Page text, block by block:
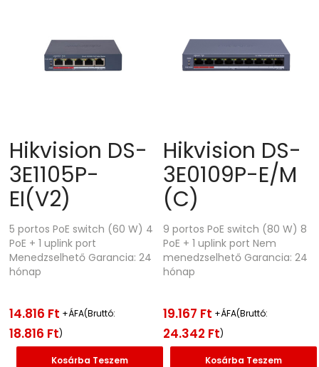
Hikvision DS-
3E1105P-
EI(V2)
5 portos PoE switch (60 W) 4
PoE + 1 uplink port
Menedzselhető Garancia: 24
hónap
14.816 Ft +ÁFA(Bruttó:
18.816 Ft)
Kosárba Teszem
Hikvision DS-
3E0109P-E/M
(C)
9 portos PoE switch (80 W) 8
PoE + 1 uplink port Nem
menedzselhető Garancia: 24
hónap
19.167 Ft +ÁFA(Bruttó:
24.342 Ft)
Kosárba Teszem